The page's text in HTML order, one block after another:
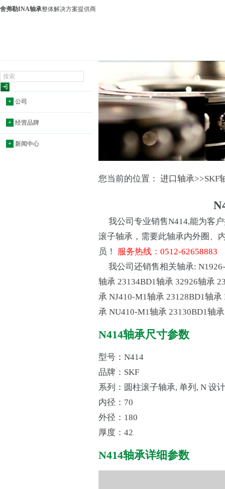
舍弗勒INA轴承整体解决方案提供商
+ 公司
+ 经营品牌
+ 新闻中心
您当前的位置： 进口轴承>>SKF
我公司专业销售N414,能为客
滚子轴承，需要此轴承内外圈、
员！ 服务热线：0512-62658883
我公司还销售相关轴承:
轴承 23134BD1轴承 32926轴承
承 NJ410-M1轴承 23128BD1轴承
承 NU410-M1轴承 23130BD1轴承
N414轴承尺寸参数
型号：N414
品牌：SKF
系列：圆柱滚子轴承, 单列, N 设计
内径：70
外径：180
厚度：42
N414轴承详细参数